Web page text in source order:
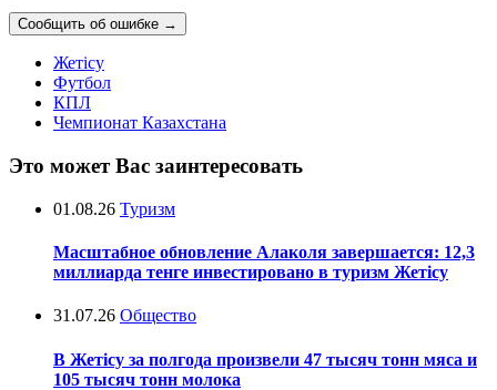
Сообщить об ошибке →
Жетісу
Футбол
КПЛ
Чемпионат Казахстана
Это может Вас заинтересовать
01.08.26 Туризм
Масштабное обновление Алаколя завершается: 12,3
миллиарда тенге инвестировано в туризм Жетісу
31.07.26 Общество
В Жетісу за полгода произвели 47 тысяч тонн мяса и
105 тысяч тонн молока